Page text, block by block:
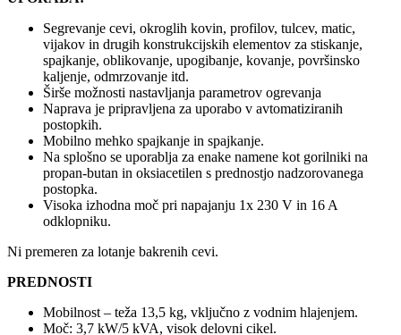
Segrevanje cevi, okroglih kovin, profilov, tulcev, matic,
vijakov in drugih konstrukcijskih elementov za stiskanje,
spajkanje, oblikovanje, upogibanje, kovanje, površinsko
kaljenje, odmrzovanje itd.
Širše možnosti nastavljanja parametrov ogrevanja
Naprava je pripravljena za uporabo v avtomatiziranih
postopkih.
Mobilno mehko spajkanje in spajkanje.
Na splošno se uporablja za enake namene kot gorilniki na
propan-butan in oksiacetilen s prednostjo nadzorovanega
postopka.
Visoka izhodna moč pri napajanju 1x 230 V in 16 A
odklopniku.
Ni premeren za lotanje bakrenih cevi.
PREDNOSTI
Mobilnost – teža 13,5 kg, vključno z vodnim hlajenjem.
Moč: 3,7 kW/5 kVA, visok delovni cikel.